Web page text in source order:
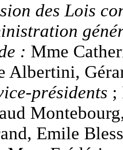
des Lois
: Mme
Albertini,
présidents ;
Emile